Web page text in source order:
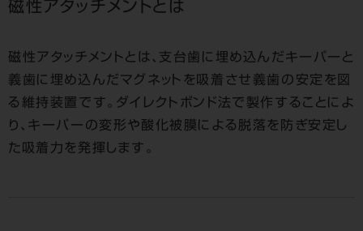
磁性アタッチメントとは
磁性アタッチメントとは、支台歯に埋め込んだキーパーと
義歯に埋め込んだマグネットを吸着させ義歯の安定を図
る維持装置です。ダイレクトボンド法で製作することによ
り、キーパーの変形や酸化被膜による脱落を防ぎ安定し
た吸着力を発揮します。